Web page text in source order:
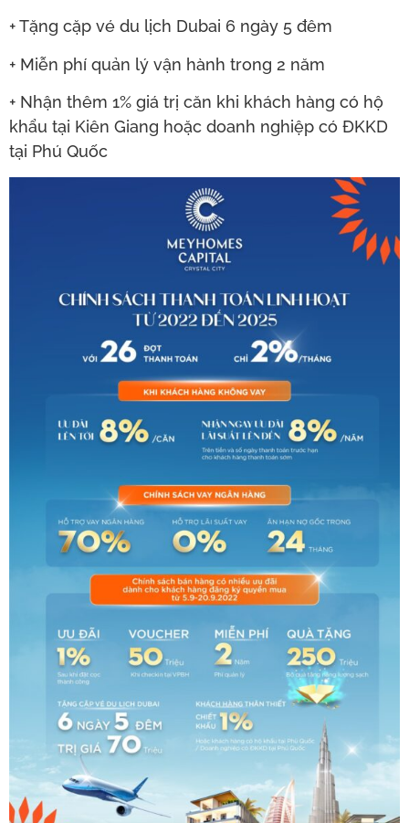
+ Tặng cặp vé du lịch Dubai 6 ngày 5 đêm
+ Miễn phí quản lý vận hành trong 2 năm
+ Nhận thêm 1% giá trị căn khi khách hàng có hộ
khẩu tại Kiên Giang hoặc doanh nghiệp có ĐKKD
tại Phú Quốc